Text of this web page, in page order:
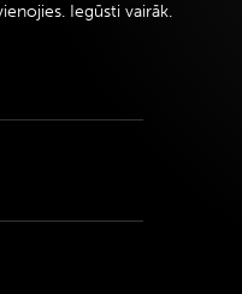
Iegūsti vairāk.